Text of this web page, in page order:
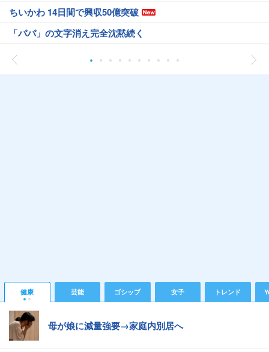
ちいかわ 14日間で興収50億突破
「パパ」の文字消え完全沈黙続く
健康 芸能 ゴシップ 女子 トレンド
母が娘に減量強要→家庭内別居へ